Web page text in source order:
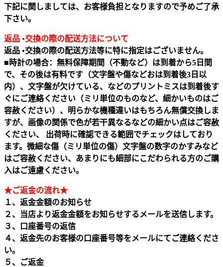
下記に関しましては、お客様負担となりますので予めご了承
下さい。
返品 •交換の際の配送方法について
返品 •交換の際の配送方法等に特に指定はございません。
■時計の場合：無料保障期間（不動など）は到着から5日間
で、その後は有料です（文字盤や傷などおは到着後3日以
内）、文字盤が欠けている、などのプリントミスは到着後す
ぐにご連絡ください（ミリ単位のものなど、細かいものはご
容赦ください）、明らかな機種違いはもちろん無償交換しま
すが、画像の関係で色が若干異なるなどの細かい点はご容赦
ください、 出荷時に確認できる範囲でチェックはしており
ます。微細な傷（ミリ単位の傷）文字盤の数字のかすみなど
はご容赦ください、あまりにも細部にこだわられる方のご購
入はご遠慮ください。
★ご返金の流れ★
１、返金金額のお知らせ
２、当店より返金金額をお知らせするメールを送信します。
３、口座番号の返信
４、返金先のお客様の口座番号等をメールにてご連絡くださ
い。
５、ご返金